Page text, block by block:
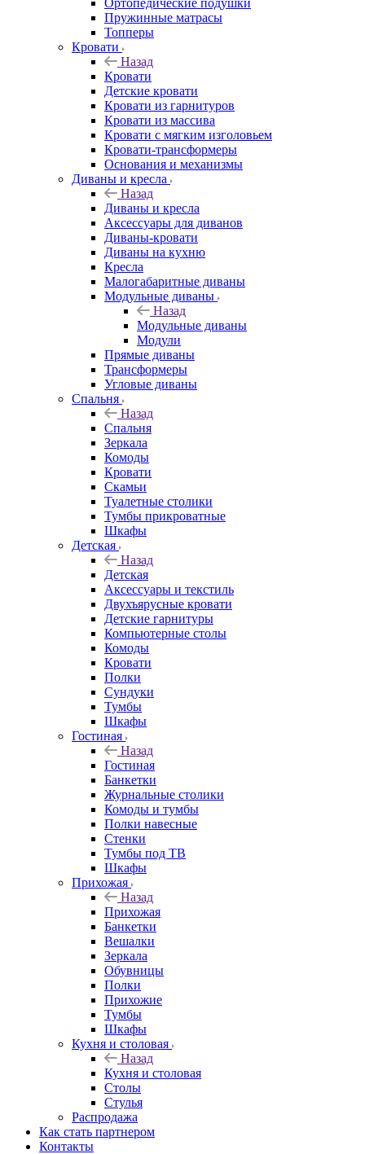
Ортопедические подушки
Пружинные матрасы
Топперы
Кровати
Назад
Кровати
Детские кровати
Кровати из гарнитуров
Кровати из массива
Кровати с мягким изголовьем
Кровати-трансформеры
Основания и механизмы
Диваны и кресла
Назад
Диваны и кресла
Аксессуары для диванов
Диваны-кровати
Диваны на кухню
Кресла
Малогабаритные диваны
Модульные диваны
Назад
Модульные диваны
Модули
Прямые диваны
Трансформеры
Угловые диваны
Спальня
Назад
Спальня
Зеркала
Комоды
Кровати
Скамьи
Туалетные столики
Тумбы прикроватные
Шкафы
Детская
Назад
Детская
Аксессуары и текстиль
Двухъярусные кровати
Детские гарнитуры
Компьютерные столы
Комоды
Кровати
Полки
Сундуки
Тумбы
Шкафы
Гостиная
Назад
Гостиная
Банкетки
Журнальные столики
Комоды и тумбы
Полки навесные
Стенки
Тумбы под ТВ
Шкафы
Прихожая
Назад
Прихожая
Банкетки
Вешалки
Зеркала
Обувницы
Полки
Прихожие
Тумбы
Шкафы
Кухня и столовая
Назад
Кухня и столовая
Столы
Стулья
Распродажа
Как стать партнером
Контакты